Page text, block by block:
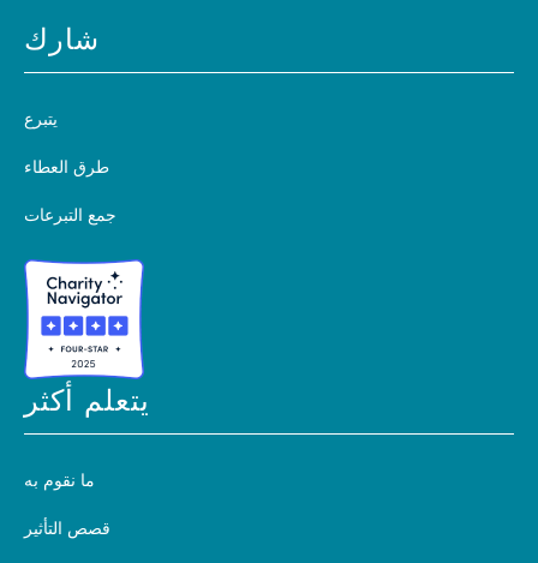
شارك
يتبرع
طرق العطاء
جمع التبرعات
يتعلم أكثر
ما نقوم به
قصص التأثير